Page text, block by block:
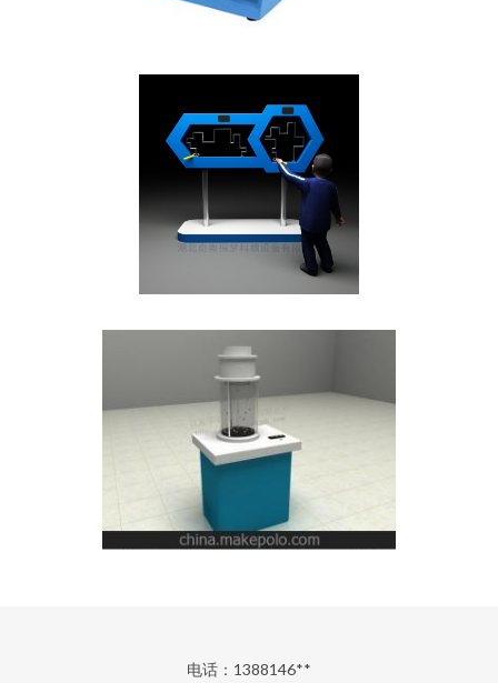
电话：1388146**